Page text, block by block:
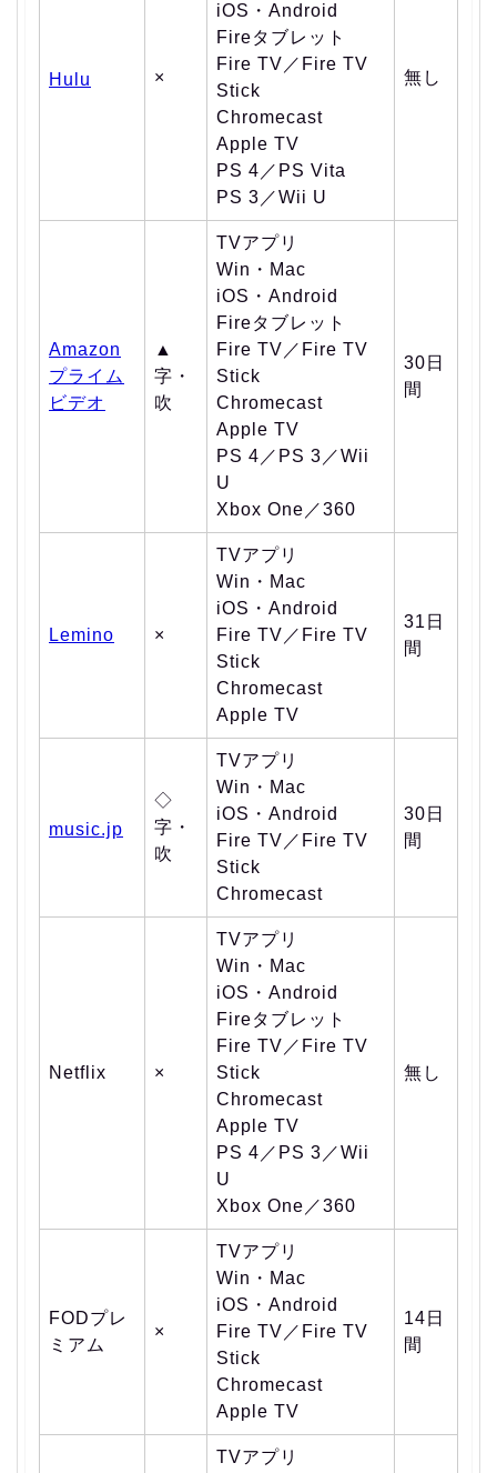
Hulu ×
iOS・Android
Fireタブレット
Fire TV／Fire TV
Stick
Chromecast
Apple TV
PS 4／PS Vita
PS 3／Wii U
無し
Amazon
プライム
ビデオ
▲
字・
吹
TVアプリ
Win・Mac
iOS・Android
Fireタブレット
Fire TV／Fire TV
Stick
Chromecast
Apple TV
PS 4／PS 3／Wii
U
Xbox One／360
30日
間
Lemino ×
TVアプリ
Win・Mac
iOS・Android
Fire TV／Fire TV
Stick
Chromecast
Apple TV
31日
間
music.jp
◇
字・
吹
TVアプリ
Win・Mac
iOS・Android
Fire TV／Fire TV
Stick
Chromecast
30日
間
Netflix ×
TVアプリ
Win・Mac
iOS・Android
Fireタブレット
Fire TV／Fire TV
Stick
Chromecast
Apple TV
PS 4／PS 3／Wii
U
Xbox One／360
無し
FODプレ
ミアム
×
TVアプリ
Win・Mac
iOS・Android
Fire TV／Fire TV
Stick
Chromecast
Apple TV
14日
間
TVアプリ